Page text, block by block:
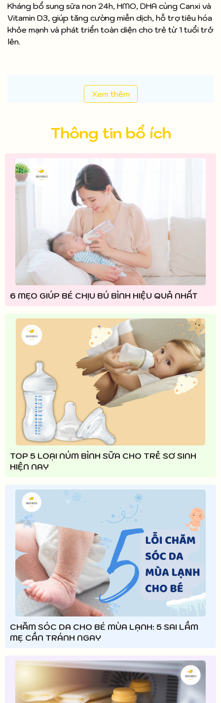
Kháng bổ sung sữa non 24h, HMO, DHA cùng Canxi và
Vitamin D3, giúp tăng cường miễn dịch, hỗ trợ tiêu hóa
khỏe mạnh và phát triển toàn diện cho trẻ từ 1 tuổi trở
lên.
Xem thêm
Thông tin bổ ích
6 MẸO GIÚP BÉ CHỊU BÚ BÌNH HIỆU QUẢ NHẤT
TOP 5 LOẠI NÚM BÌNH SỮA CHO TRẺ SƠ SINH
HIỆN NAY
CHĂM SÓC DA CHO BÉ MÙA LẠNH: 5 SAI LẦM
MẸ CẦN TRÁNH NGAY